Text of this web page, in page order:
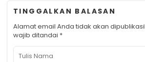
TINGGALKAN BALASAN
Alamat email Anda tidak akan
wajib ditandai *